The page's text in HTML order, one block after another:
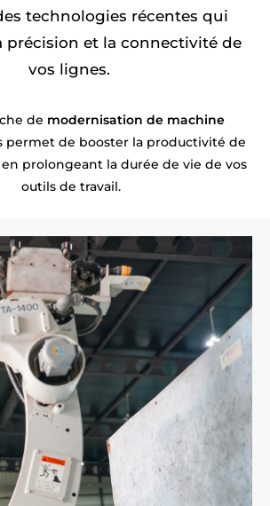
technologies récentes qui
précision et la connectivité de
vos lignes.
de modernisation de machine
permet de booster la productivité de
prolongeant la durée de vie de vos
outils de travail.